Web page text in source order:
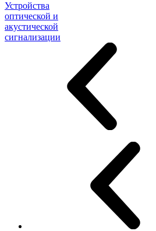
Устройства
оптической и
акустической
сигнализации